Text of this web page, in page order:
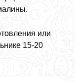
или
15-20